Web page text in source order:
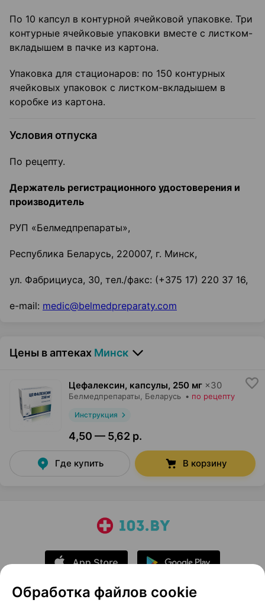
По 10 капсул в контурной ячейковой упаковке. Три
контурные ячейковые упаковки вместе с листком-
вкладышем в пачке из картона.
Упаковка для стационаров: по 150 контурных
ячейковых упаковок с листком-вкладышем в
коробке из картона.
Условия отпуска
По рецепту.
Держатель регистрационного удостоверения и
производитель
РУП «Белмедпрепараты»,
Республика Беларусь, 220007, г. Минск,
ул. Фабрициуса, 30, тел./факс: (+375 17) 220 37 16,
e-mail: medic@belmedpreparaty.com
Цены в аптеках Минск
Цефалексин, капсулы, 250 мг ×30
Белмедпрепараты, Беларусь • по рецепту
Инструкция
4,50 — 5,62 р.
Где купить В корзину
Обработка файлов cookie